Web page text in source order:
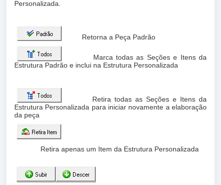
Personalizada.
Retorna a Peça Padrão
Marca todas as Seções e Itens da
Estrutura Padrão e inclui na Estrutura Personalizada
Retira todas as Seções e Itens da
Estrutura Personalizada para iniciar novamente a elaboração
da peça
Retira apenas um Item da Estrutura Personalizada